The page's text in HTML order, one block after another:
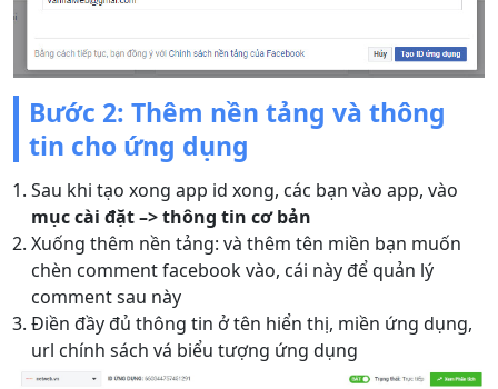
Bước 2: Thêm nền tảng và thông
tin cho ứng dụng
Sau khi tạo xong app id xong, các bạn vào app, vào
mục cài đặt –> thông tin cơ bản
Xuống thêm nền tảng: và thêm tên miền bạn muốn
chèn comment facebook vào, cái này để quản lý
comment sau này
Điền đầy đủ thông tin ở tên hiển thị, miền ứng dụng,
url chính sách vá biểu tượng ứng dụng